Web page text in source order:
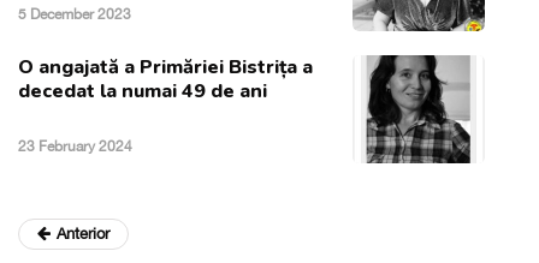
5 December 2023
O angajată a Primăriei Bistrița a
decedat la numai 49 de ani
23 February 2024
Anterior